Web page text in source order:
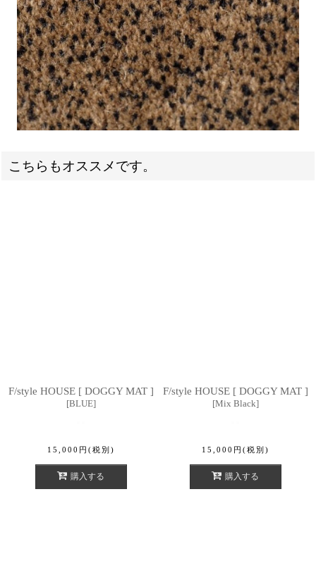
こちらもオススメです。
F/style HOUSE [ DOGGY MAT ]
[BLUE]
15,000 円 (税別)
購入する
F/style HOUSE [ DOGGY MAT ]
[Mix Black]
15,000 円 (税別)
購入する